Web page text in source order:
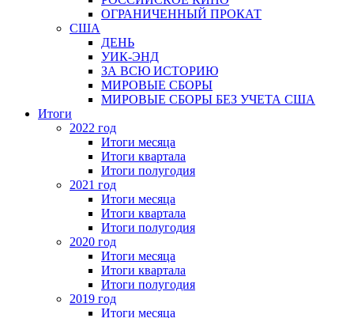
ОГРАНИЧЕННЫЙ ПРОКАТ
США
ДЕНЬ
УИК-ЭНД
ЗА ВСЮ ИСТОРИЮ
МИРОВЫЕ СБОРЫ
МИРОВЫЕ СБОРЫ БЕЗ УЧЕТА США
Итоги
2022 год
Итоги месяца
Итоги квартала
Итоги полугодия
2021 год
Итоги месяца
Итоги квартала
Итоги полугодия
2020 год
Итоги месяца
Итоги квартала
Итоги полугодия
2019 год
Итоги месяца